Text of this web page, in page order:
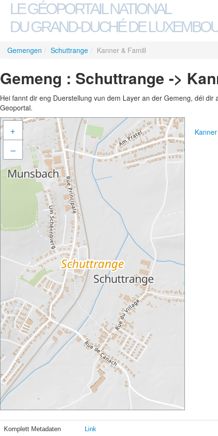
LE GÉOPORTAIL NATIONAL
DU GRAND-DUCHÉ DE
Gemengen / Schuttrange / Kanner & Famill
Gemeng : Schuttrange ->
Hei fannt dir eng Duerstellung vun dem Layer an der Gemeng, déi
Geoportal.
+
–
Komplett Metadaten Link